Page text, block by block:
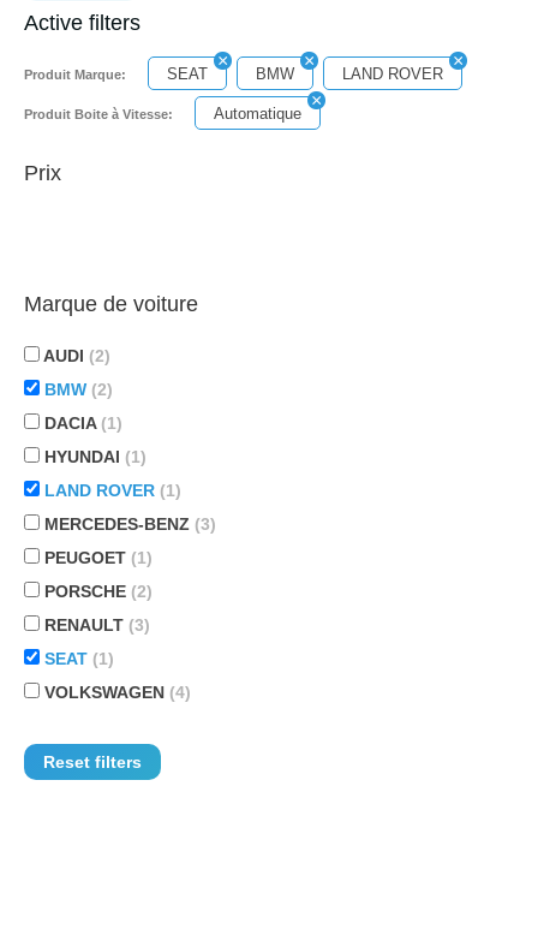
Active filters
Produit Marque: SEAT BMW LAND ROVER
Produit Boite à Vitesse: Automatique
Prix
Marque de voiture
AUDI (2)
BMW (2)
DACIA (1)
HYUNDAI (1)
LAND ROVER (1)
MERCEDES-BENZ (3)
PEUGOET (1)
PORSCHE (2)
RENAULT (3)
SEAT (1)
VOLKSWAGEN (4)
Reset filters